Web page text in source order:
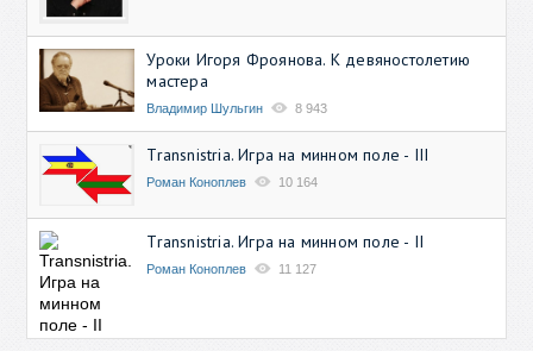
Уроки Игоря Фроянова. К девяностолетию
мастера
Владимир Шульгин 8 943
Transnistria. Игра на минном поле - III
Роман Коноплев 10 164
Transnistria. Игра на минном поле - II
Роман Коноплев 11 127